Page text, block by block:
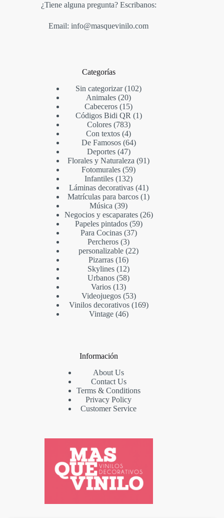
¿Tiene alguna pregunta? Escribanos:
Email: info@masquevinilo.com
Categorías
Sin categorizar 102
Animales 20
Cabeceros 15
Códigos Bidi QR
1
Colores 783
Con textos 4
De Famosos 64
Deportes 47
Florales y Naturaleza 91
Fotomurales 59
Infantiles 132
Láminas decorativas 41
Matrículas para barcos 1
Música 39
Negocios y escaparates 26
Papeles pintados 59
Para Cocinas 37
Percheros 3
personalizable 22
Pizarras 16
Skylines 12
Urbanos 58
Varios 13
Videojuegos 53
Vinilos decorativos 169
Vintage 46
Información
About Us
Contact Us
Terms & Conditions
Privacy Policy
Customer Service